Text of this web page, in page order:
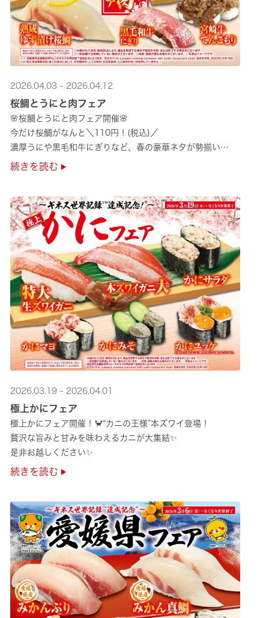
2026.04.03 - 2026.04.12
桜鯛とうにと肉フェア
🌸桜鯛とうにと肉フェア開催🌸
今だけ桜鯛がなんと＼110円！(税込)／
濃厚うにや黒毛和牛にぎりなど、春の豪華ネタが勢揃い
是非お越しください✨
続きを読む
2026.03.19 - 2026.04.01
極上かにフェア
極上かにフェア開催！🦀“カニの王様”本ズワイ登場！
贅沢な旨みと甘みを味わえるカニが大集結✨
是非お越しください✨
続きを読む